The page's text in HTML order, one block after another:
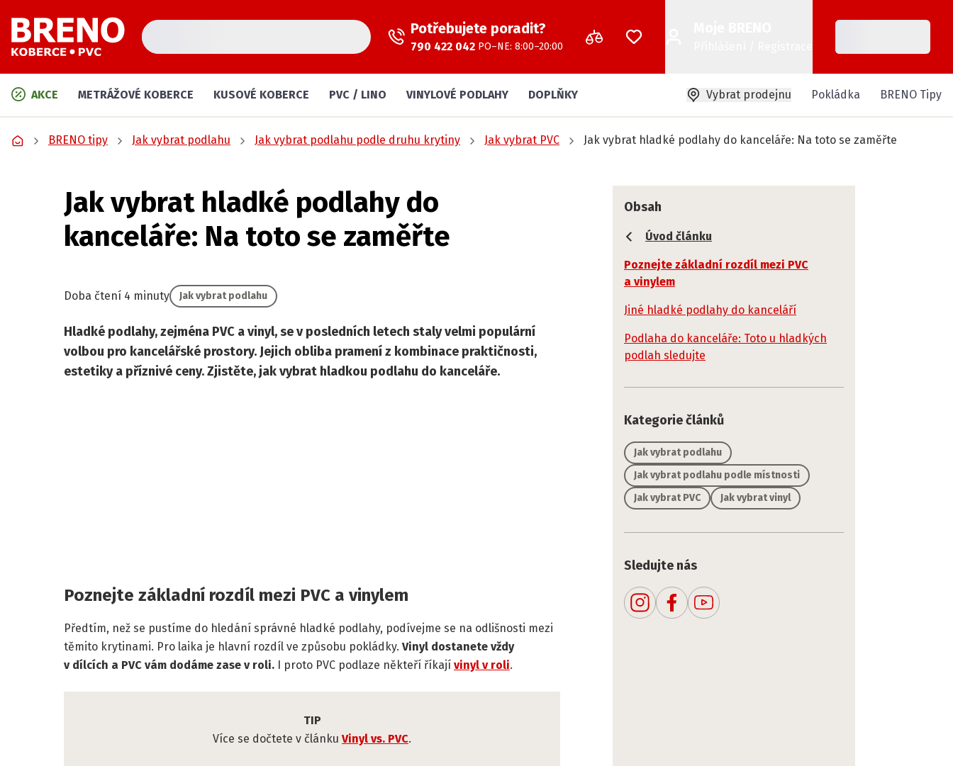
Potřebujete poradit?
790 422 042 PO–NE: 8:00–20:00
AKCE METRÁŽOVÉ KOBERCE KUSOVÉ KOBERCE PVC / LINO VINYLOVÉ PODLAHY DOPLŇKY Vybrat prodejnu Pokládka BRENO Tipy
BRENO tipy Jak vybrat podlahu Jak vybrat podlahu podle druhu krytiny Jak vybrat PVC Jak vybrat hladké podlahy do kanceláře: Na toto se zaměřte
Jak vybrat hladké podlahy do
kanceláře: Na toto se zaměřte
Doba čtení 4 minuty Jak vybrat podlahu
Hladké podlahy, zejména PVC a vinyl, se v posledních letech staly velmi populární
volbou pro kancelářské prostory. Jejich obliba pramení z kombinace praktičnosti,
estetiky a příznivé ceny. Zjistěte, jak vybrat hladkou podlahu do kanceláře.
Poznejte základní rozdíl mezi PVC a vinylem
Předtím, než se pustíme do hledání správné hladké podlahy, podívejme se na odlišnosti mezi
těmito krytinami. Pro laika je hlavní rozdíl ve způsobu pokládky. Vinyl dostanete vždy
v dílcích a PVC vám dodáme zase v roli. I proto PVC podlaze někteří říkají vinyl v roli.
TIP
Více se dočtete v článku Vinyl vs. PVC.
Obsah
Úvod článku
Poznejte základní rozdíl mezi PVC
a vinylem
Jiné hladké podlahy do kanceláří
Podlaha do kanceláře: Toto u hladkých
podlah sledujte
Kategorie článků
Jak vybrat podlahu
Jak vybrat podlahu podle místnosti
Jak vybrat PVC
Jak vybrat vinyl
Sledujte nás